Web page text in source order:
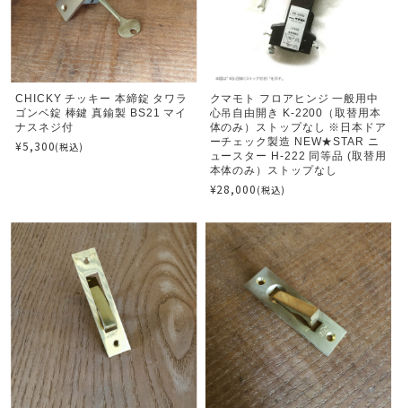
CHICKY チッキー 本締錠 タワラ
ゴンベ錠 棒鍵 真鍮製 BS21 マイ
ナスネジ付
¥5,300(税込)
クマモト フロアヒンジ 一般用中
心吊自由開き K-2200（取替用本
体のみ）ストップなし ※日本ドア
ーチェック製造 NEW★STAR ニ
ュースター H-222 同等品 (取替用
本体のみ）ストップなし
¥28,000 (税込)